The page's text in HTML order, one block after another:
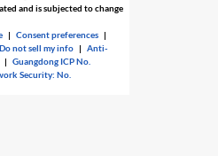
and is subjected to change
|Consent preferences |
Do not sell my info |Anti-
|Guangdong ICP No.
Security: No.